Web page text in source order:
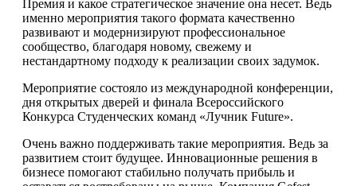
Премия и какое стратегическое значение она несет. Ведь
именно мероприятия такого формата качественно
развивают и модернизируют профессиональное
сообщество, благодаря новому, свежему и
нестандартному подходу к реализации своих задумок.
Мероприятие состояло из международной конференции,
дня открытых дверей и финала Всероссийского
Конкурса Студенческих команд «Лучник Future».
Очень важно поддерживать такие мероприятия. Ведь за
развитием стоит будущее. Инновационные решения в
бизнесе помогают стабильно получать прибыль и